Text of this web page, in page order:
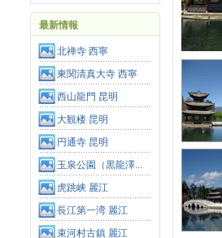
最新情報
北禅寺 西寧
東関清真大寺 西寧
西山龍門 昆明
大観楼 昆明
円通寺 昆明
玉泉公園（黒龍澤...
虎跳峡 麗江
長江第一湾 麗江
束河村古鎮 麗江